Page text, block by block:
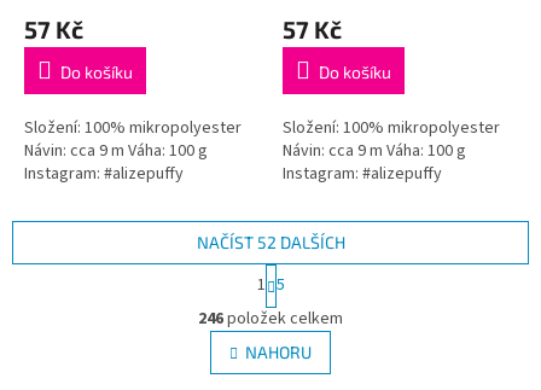
57 Kč
Do košíku
Složení: 100% mikropolyester
Návin: cca 9 m Váha: 100 g
Instagram: #alizepuffy
57 Kč
Do košíku
Složení: 100% mikropolyester
Návin: cca 9 m Váha: 100 g
Instagram: #alizepuffy
O
v
l
á
NAČÍST 52 DALŠÍCH
S
t
r
á
n
k
1 5
246položek celkem
NAHORU